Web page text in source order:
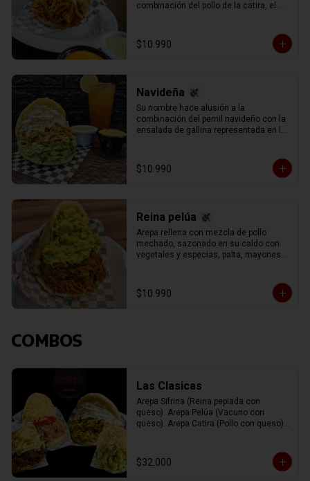
combinación del pollo de la catira, el
$10.990
Navideña
Su nombre hace alusión a la
combinación del pernil navideño con la
ensalada de gallina representada en la
$10.990
Reina pelúa
Arepa rellena con mezcla de pollo
mechado, sazonado en su caldo con
vegetales y especias, palta, mayonesa
(separada en hebras) con el delicioso
sofrito del chef y toque de vino tinto.
$10.990
COMBOS
Las Clasicas
Arepa Sifrina (Reina pepiada con
queso). Arepa Pelúa (Vacuno con
queso). Arepa Catira (Pollo con queso).
$32.000